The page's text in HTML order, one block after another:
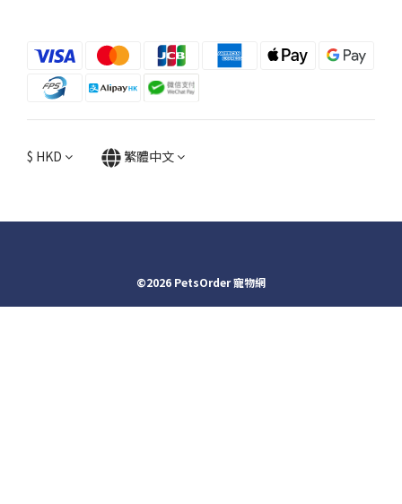
$ HKD 繁體中文
©2026 PetsOrder 寵物網